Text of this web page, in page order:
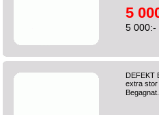
5
5 000:-
DEFEKT
extra stor